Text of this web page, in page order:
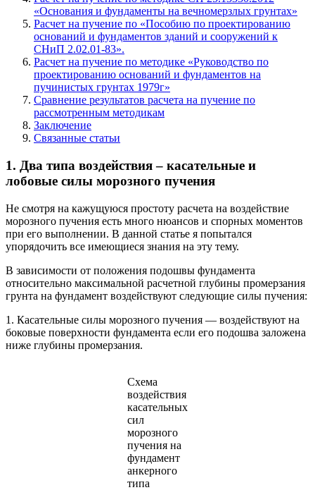
«Основания и фундаменты на вечномерзлых грунтах»
Расчет на пучение по «Пособию по проектированию
оснований и фундаментов зданий и сооружений к
СНиП 2.02.01-83».
Расчет на пучение по методике «Руководство по
проектированию оснований и фундаментов на
пучинистых грунтах 1979г»
Сравнение результатов расчета на пучение по
рассмотренным методикам
Заключение
Связанные статьи
1. Два типа воздействия – касательные и
лобовые силы морозного пучения
Не смотря на кажущуюся простоту расчета на воздействие
морозного пучения есть много нюансов и спорных моментов
при его выполнении. В данной статье я попытался
упорядочить все имеющиеся знания на эту тему.
В зависимости от положения подошвы фундамента
относительно максимальной расчетной глубины промерзания
грунта на фундамент воздействуют следующие силы пучения:
1. Касательные силы морозного пучения — воздействуют на
боковые поверхности фундамента если его подошва заложена
ниже глубины промерзания.
Схема
воздействия
касательных
сил
морозного
пучения на
фундамент
анкерного
типа